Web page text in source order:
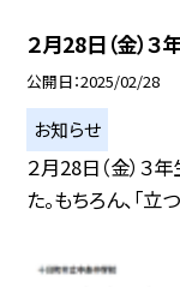
２月28日（金）
公開日 2025/02/28
お知らせ
２月28日（金）３
た。もちろん、「立